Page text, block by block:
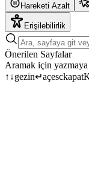
Hareketi Azalt
Erişilebilirlik
Önerilen Sayfalar
Aramak için
↑ ↓gezin↵açesckapat